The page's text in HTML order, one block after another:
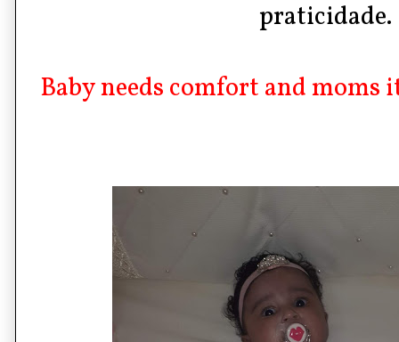
praticidade.
Baby needs comfort and moms